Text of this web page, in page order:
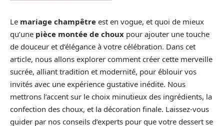
Le mariage champêtre est en vogue, et quoi de mieux
qu’une pièce montée de choux pour ajouter une touche
de douceur et d’élégance à votre célébration. Dans cet
article, nous allons explorer comment créer cette merveille
sucrée, alliant tradition et modernité, pour éblouir vos
invités avec une expérience gustative inédite. Nous
mettrons l’accent sur le choix minutieux des ingrédients, la
confection des choux, et la décoration finale. Laissez-vous
guider par nos conseils d’experts pour que votre dessert se